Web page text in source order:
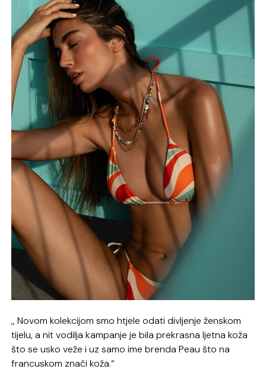
,, Novom kolekcijom smo htjele odati divljenje ženskom
tijelu, a nit vodilja kampanje je bila prekrasna ljetna koža
što se usko veže i uz samo ime brendaPeau što na
francuskom znači koža.“